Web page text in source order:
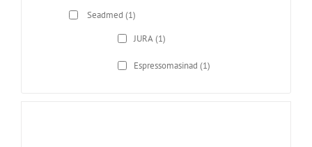
Seadmed (1)
JURA(1)
Espressomasinad (1)